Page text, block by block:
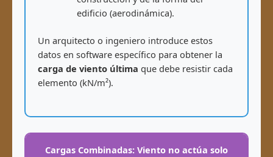
edificio (aerodinámica).
Un arquitecto o ingeniero introduce estos
datos en software específico para obtener la
carga de viento última que debe resistir cada
elemento (kN/m²).
Cargas Combinadas: Viento no actúa solo